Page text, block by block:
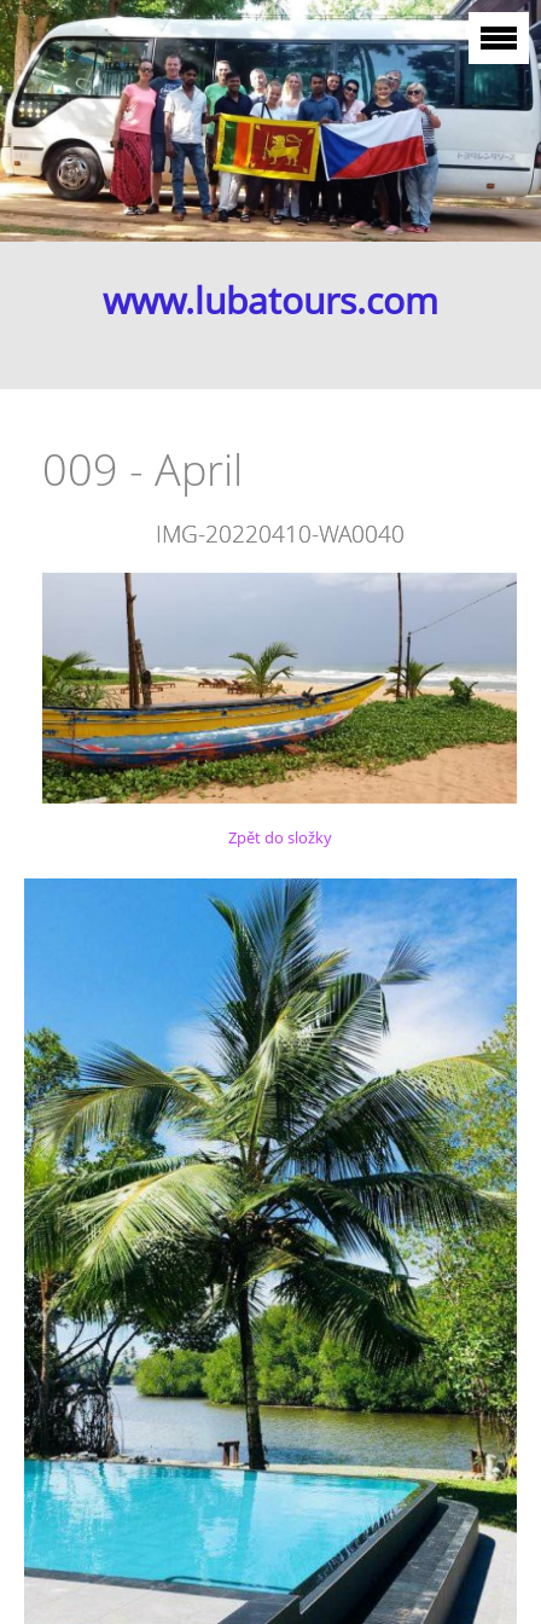
www.lubatours.com
009 - April
IMG-20220410-WA0040
Zpět do složky